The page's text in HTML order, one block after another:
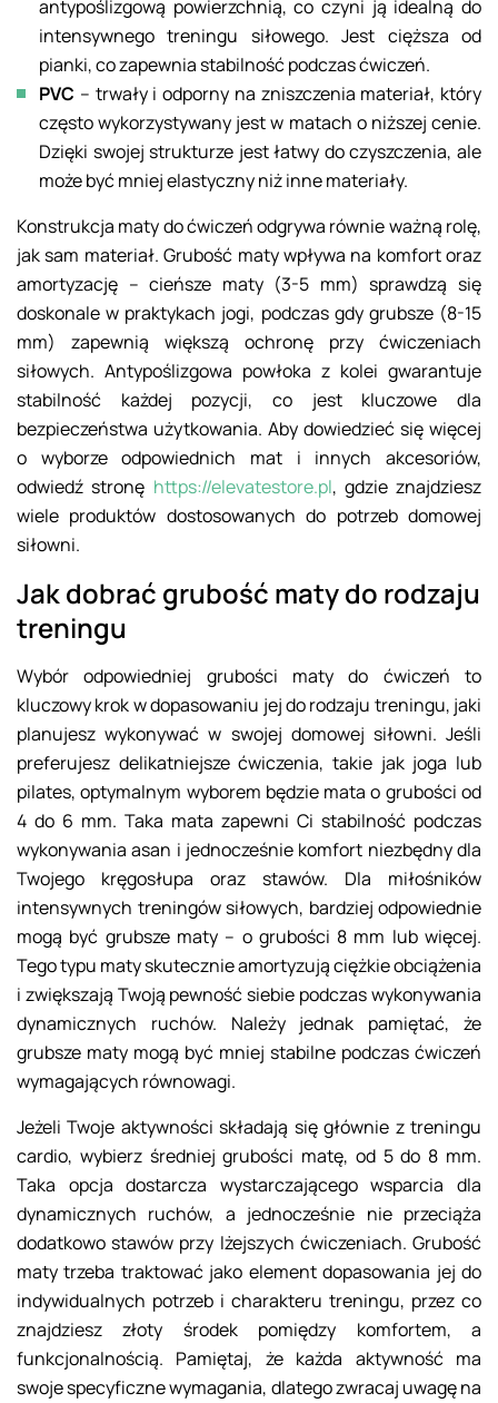
antypoślizgową powierzchnią, co czyni ją idealną do
intensywnego treningu siłowego. Jest cięższa od
pianki, co zapewnia stabilność podczas ćwiczeń.
PVC – trwały i odporny na zniszczenia materiał, który
często wykorzystywany jest w matach o niższej cenie.
Dzięki swojej strukturze jest łatwy do czyszczenia, ale
może być mniej elastyczny niż inne materiały.
Konstrukcja maty do ćwiczeń odgrywa równie ważną rolę,
jak sam materiał. Grubość maty wpływa na komfort oraz
amortyzację – cieńsze maty (3-5 mm) sprawdzą się
doskonale w praktykach jogi, podczas gdy grubsze (8-15
mm) zapewnią większą ochronę przy ćwiczeniach
siłowych. Antypoślizgowa powłoka z kolei gwarantuje
stabilność każdej pozycji, co jest kluczowe dla
bezpieczeństwa użytkowania. Aby dowiedzieć się więcej
o wyborze odpowiednich mat i innych akcesoriów,
odwiedź stronę https://elevatestore.pl, gdzie znajdziesz
wiele produktów dostosowanych do potrzeb domowej
siłowni.
Jak dobrać grubość maty do rodzaju
treningu
Wybór odpowiedniej grubości maty do ćwiczeń to
kluczowy krok w dopasowaniu jej do rodzaju treningu, jaki
planujesz wykonywać w swojej domowej siłowni. Jeśli
preferujesz delikatniejsze ćwiczenia, takie jak joga lub
pilates, optymalnym wyborem będzie mata o grubości od
4 do 6 mm. Taka mata zapewni Ci stabilność podczas
wykonywania asan i jednocześnie komfort niezbędny dla
Twojego kręgosłupa oraz stawów. Dla miłośników
intensywnych treningów siłowych, bardziej odpowiednie
mogą być grubsze maty – o grubości 8 mm lub więcej.
Tego typu maty skutecznie amortyzują ciężkie obciążenia
i zwiększają Twoją pewność siebie podczas wykonywania
dynamicznych ruchów. Należy jednak pamiętać, że
grubsze maty mogą być mniej stabilne podczas ćwiczeń
wymagających równowagi.
Jeżeli Twoje aktywności składają się głównie z treningu
cardio, wybierz średniej grubości matę, od 5 do 8 mm.
Taka opcja dostarcza wystarczającego wsparcia dla
dynamicznych ruchów, a jednocześnie nie przeciąża
dodatkowo stawów przy lżejszych ćwiczeniach. Grubość
maty trzeba traktować jako element dopasowania jej do
indywidualnych potrzeb i charakteru treningu, przez co
znajdziesz złoty środek pomiędzy komfortem, a
funkcjonalnością. Pamiętaj, że każda aktywność ma
swoje specyficzne wymagania, dlatego zwracaj uwagę na